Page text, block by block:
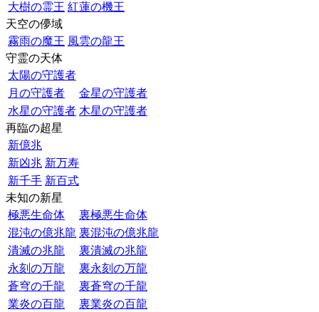
大樹の霊王 紅蓮の機王
天空の儚域
霧雨の魔王 風雲の龍王
守霊の天体
太陽の守護者
月の守護者
金星の守護者
水星の守護者 木星の守護者
再臨の超星
新億兆
新凶兆 新万寿
新千手 新百式
未知の新星
極悪生命体
裏極悪生命体
混沌の億兆龍 裏混沌の億兆龍
潰滅の兆龍
裏潰滅の兆龍
永刻の万龍
裏永刻の万龍
蒼穹の千龍
裏蒼穹の千龍
業炎の百龍
裏業炎の百龍